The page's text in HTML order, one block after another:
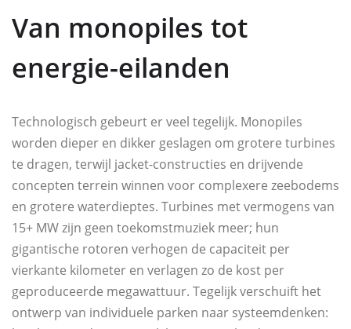
Van monopiles tot
energie-eilanden
Technologisch gebeurt er veel tegelijk. Monopiles
worden dieper en dikker geslagen om grotere turbines
te dragen, terwijl jacket-constructies en drijvende
concepten terrein winnen voor complexere zeebodems
en grotere waterdieptes. Turbines met vermogens van
15+ MW zijn geen toekomstmuziek meer; hun
gigantische rotoren verhogen de capaciteit per
vierkante kilometer en verlagen zo de kost per
geproduceerde megawattuur. Tegelijk verschuift het
ontwerp van individuele parken naar systeemdenken: